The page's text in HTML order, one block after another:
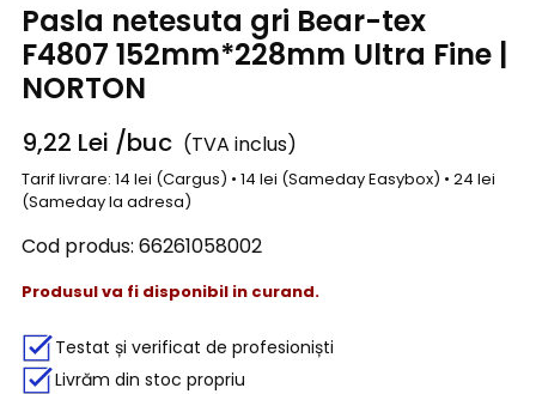
Pasla netesuta gri Bear-tex
F4807 152mm*228mm Ultra Fine |
NORTON
9,22 Lei /buc (TVA inclus)
Tarif livrare: 14 lei (Cargus) • 14 lei (Sameday Easybox) • 24 lei
(Sameday la adresa)
Cod produs: 66261058002
Produsul va fi disponibil in curand.
Testat și verificat de profesioniști
Livrăm din stoc propriu